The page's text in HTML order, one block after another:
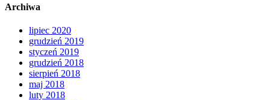
Archiwa
lipiec 2020
grudzień 2019
styczeń 2019
grudzień 2018
sierpień 2018
maj 2018
luty 2018